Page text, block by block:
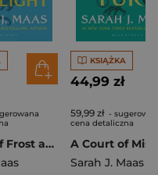
A Court of Frost and Starlight wer. angielska
KSIĄŻKA
44,99 zł
59,99 zł -
cena detaliczna
Sarah J. Maas